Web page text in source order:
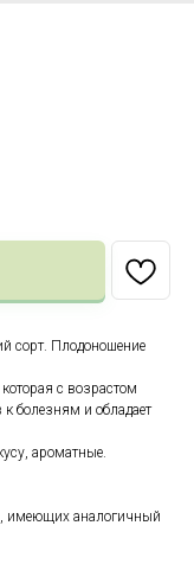
сорт. Плодоношение
с возрастом
болезням и обладает
ароматные.
имеющих аналогичный